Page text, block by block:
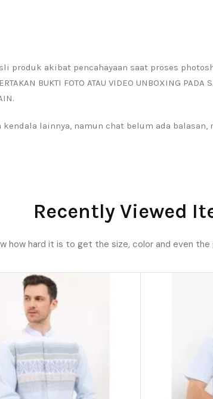
produk akibat pencahayaan saat proses
BUKTI FOTO ATAU VIDEO UNBOXING
lainnya, namun chat belum ada
Recently Viewed
how hard it is to get the size, color and even the